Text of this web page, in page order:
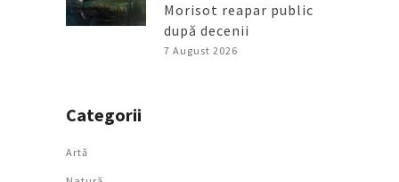
Morisot reapar public
după decenii
7 August 2026
Categorii
Artǎ